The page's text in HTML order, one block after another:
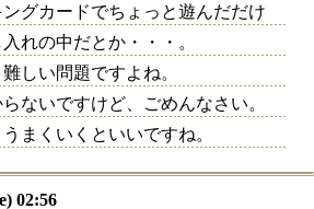
グカードでちょっと遊んだだけ
れの中だとか・・・。
しい問題ですよね。
ないですけど、ごめんなさい。
まくいくといいですね。
02:56